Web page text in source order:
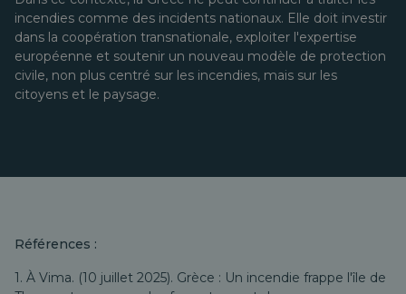
incendies comme des incidents nationaux. Elle doit investir
dans la coopération transnationale, exploiter l'expertise
européenne et soutenir un nouveau modèle de protection
civile, non plus centré sur les incendies, mais sur les
citoyens et le paysage.
Références :
1. À Vima. (10 juillet 2025). Grèce : Un incendie frappe l'île de